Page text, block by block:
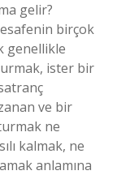
gelir?
birçok
genellikle
ister bir
ve bir
ne
kalmak, ne
anlamına